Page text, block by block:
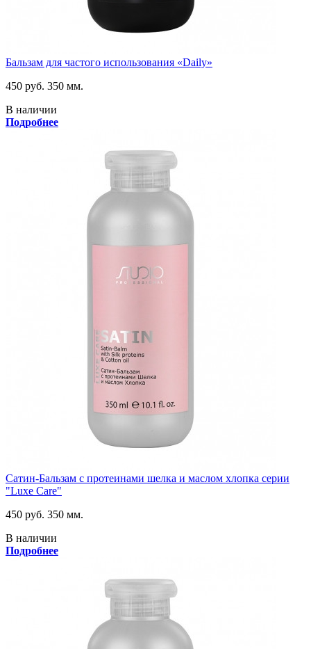
Бальзам для частого использования «Daily»
450 руб. 350 мм.
В наличии
Подробнее
Сатин-Бальзам с протеинами шелка и маслом хлопка серии
"Luxe Care"
450 руб. 350 мм.
В наличии
Подробнее